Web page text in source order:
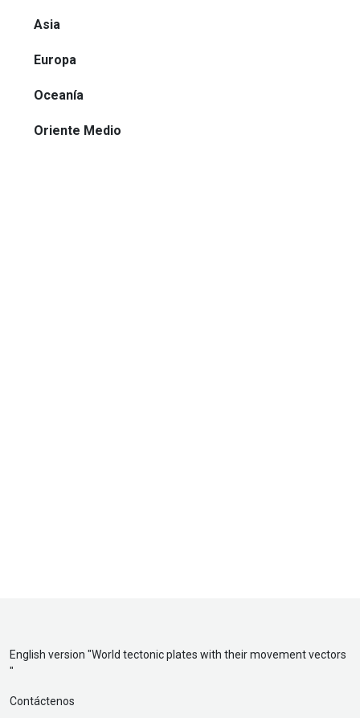
Asia
Europa
Oceanía
Oriente Medio
English version "World tectonic plates with their movement vectors
"
Contáctenos